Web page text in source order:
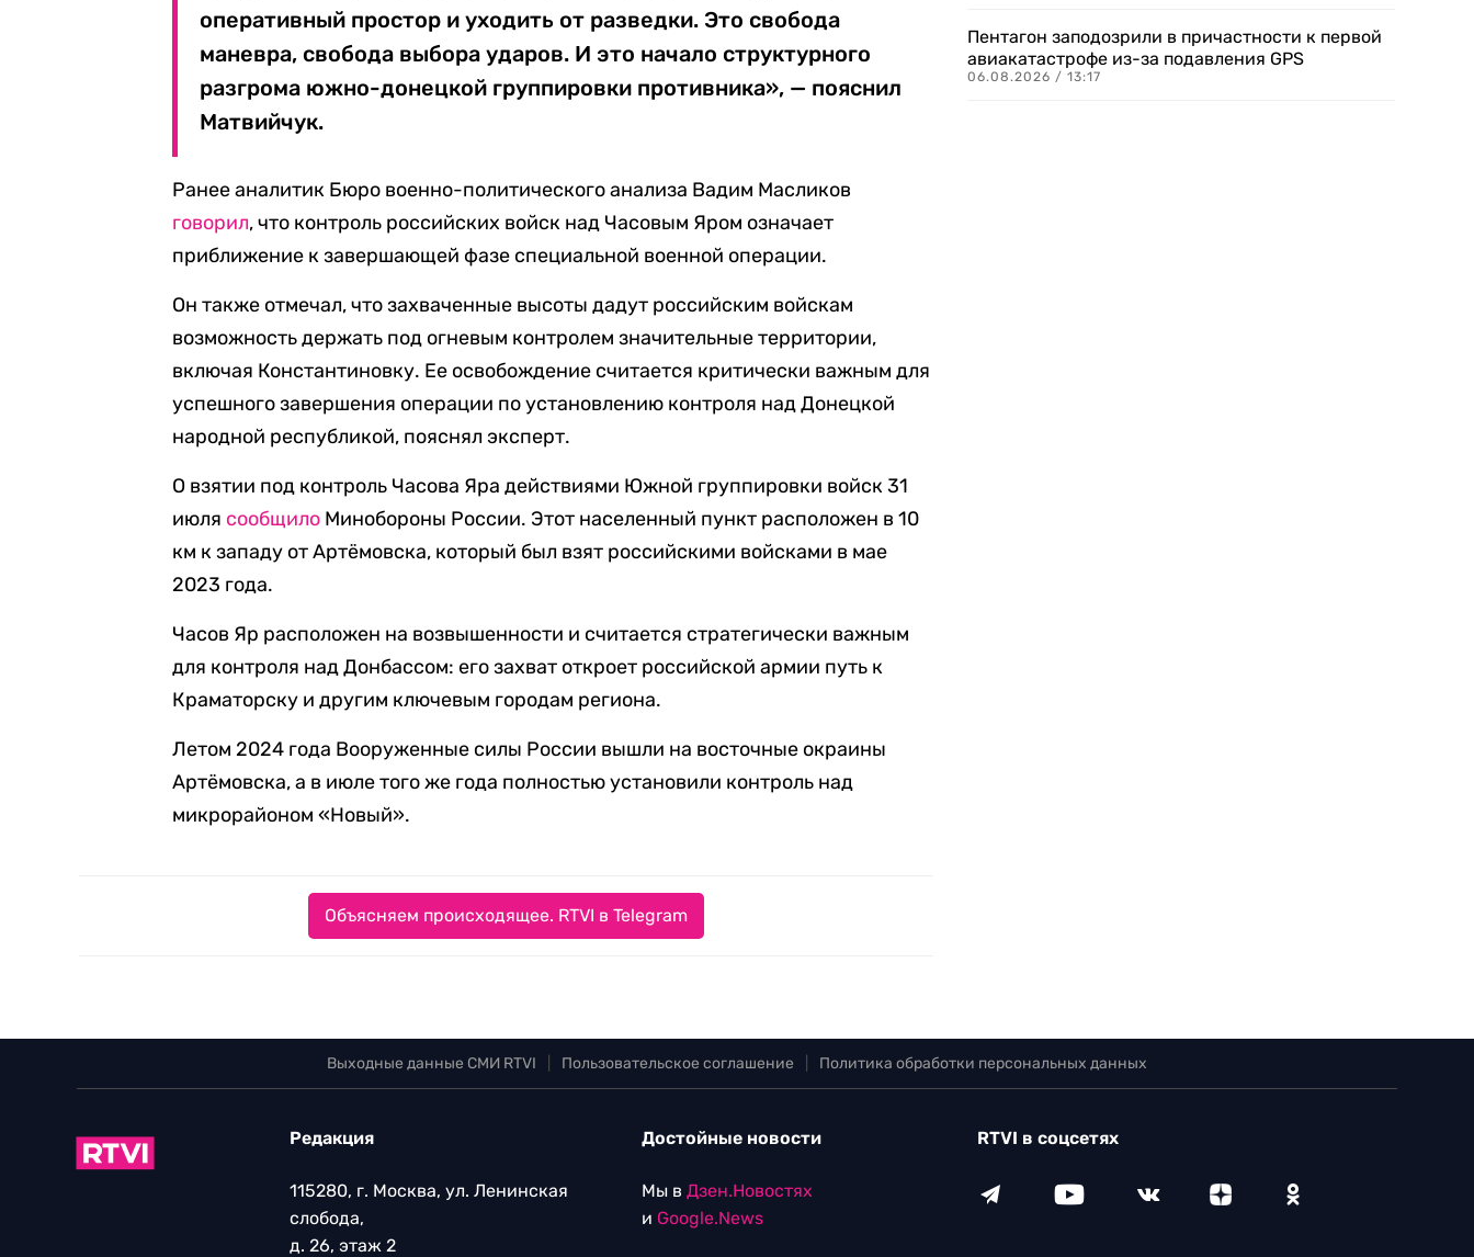
оперативный простор и уходить от разведки. Это свобода
маневра, свобода выбора ударов. И это начало структурного
разгрома южно-донецкой группировки противника», — пояснил
Матвийчук.
Ранее аналитик Бюро военно-политического анализа Вадим Масликов
говорил, что контроль российских войск над Часовым Яром означает
приближение к завершающей фазе специальной военной операции.
Он также отмечал, что захваченные высоты дадут российским войскам
возможность держать под огневым контролем значительные территории,
включая Константиновку. Ее освобождение считается критически важным для
успешного завершения операции по установлению контроля над Донецкой
народной республикой, пояснял эксперт.
О взятии под контроль Часова Яра действиями Южной группировки войск 31
июля сообщило Минобороны России. Этот населенный пункт расположен в 10
км к западу от Артёмовска, который был взят российскими войсками в мае
2023 года.
Часов Яр расположен на возвышенности и считается стратегически важным
для контроля над Донбассом: его захват откроет российской армии путь к
Краматорску и другим ключевым городам региона.
Летом 2024 года Вооруженные силы России вышли на восточные окраины
Артёмовска, а в июле того же года полностью установили контроль над
микрорайоном «Новый».
Объясняем происходящее. RTVI в Telegram
Пентагон заподозрили в причастности к первой
авиакатастрофе из-за подавления GPS
06.08.2026 / 13:17
Выходные данные СМИ RTVI Пользовательское соглашение Политика обработки персональных данных
Редакция
115280, г. Москва, ул. Ленинская
слобода,
д. 26, этаж 2
Достойные новости
Мы в Дзен.Новостях
и Google.News
RTVI в соцсетях